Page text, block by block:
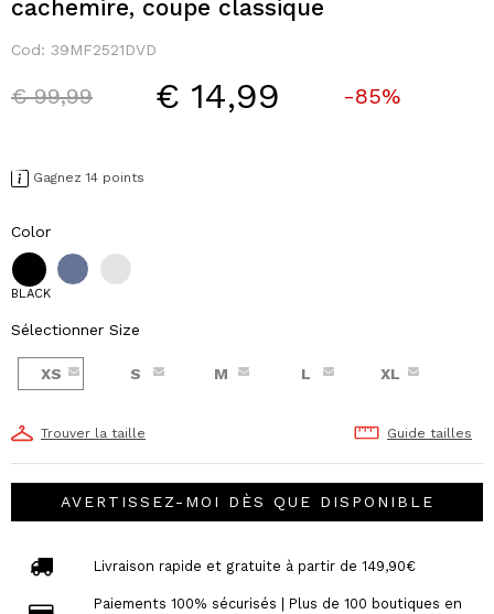
cachemire, coupe classique
Cod: 39MF2521DVD
Price reduced from
€ 99,99to € 14,99 -85%
Gagnez 14 points
Color
BLACK
Sélectionner Size
XS S M L XL
Trouver la taille Guide tailles
AVERTISSEZ-MOI DÈS QUE DISPONIBLE
Livraison rapide et gratuite à partir de 149,90€
Paiements 100% sécurisés | Plus de 100 boutiques en